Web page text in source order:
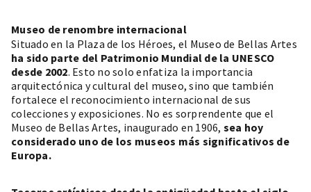
Museo de renombre internacional
Situado en la Plaza de los Héroes, el Museo de Bellas Artes
ha sido parte del Patrimonio Mundial de la UNESCO
desde 2002. Esto no solo enfatiza la importancia
arquitectónica y cultural del museo, sino que también
fortalece el reconocimiento internacional de sus
colecciones y exposiciones. No es sorprendente que el
Museo de Bellas Artes, inaugurado en 1906, sea hoy
considerado uno de los museos más significativos de
Europa.